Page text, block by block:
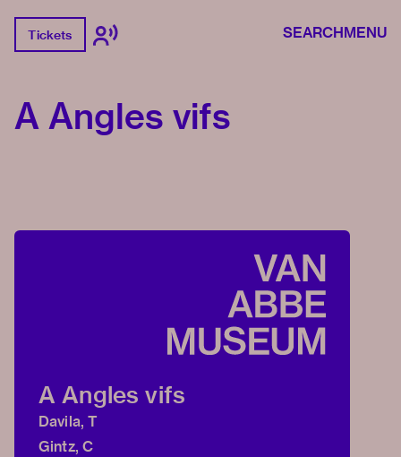
Tickets SEARCHMENU
A Angles vifs
A Angles vifs
Davila, T
Gintz, C